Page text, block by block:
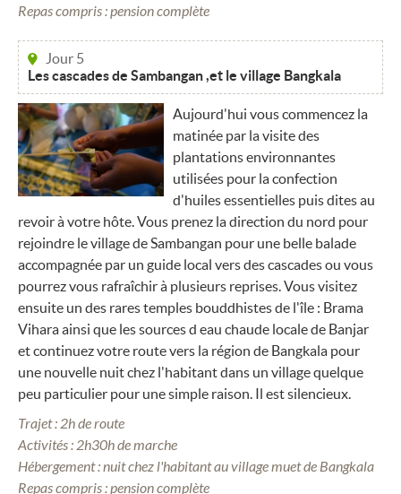
Repas compris : pension complète
Jour 5
Les cascades de Sambangan ,et le village Bangkala
Aujourd'hui vous commencez la
matinée par la visite des
plantations environnantes
utilisées pour la confection
d'huiles essentielles puis dites au
revoir à votre hôte. Vous prenez la direction du nord pour
rejoindre le village de Sambangan pour une belle balade
accompagnée par un guide local vers des cascades ou vous
pourrez vous rafraîchir à plusieurs reprises. Vous visitez
ensuite un des rares temples bouddhistes de l'île : Brama
Vihara ainsi que les sources d eau chaude locale de Banjar
et continuez votre route vers la région de Bangkala pour
une nouvelle nuit chez l'habitant dans un village quelque
peu particulier pour une simple raison. Il est silencieux.
Trajet : 2h de route
Activités : 2h30h de marche
Hébergement : nuit chez l'habitant au village muet de Bangkala
Repas compris : pension complète